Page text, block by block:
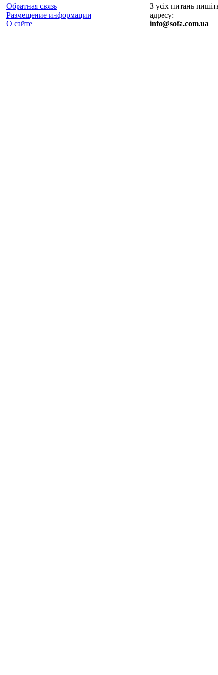
Обратная связь
Размещение информации
О сайте
З усіх питань
адресу:
info@sofa.com.ua